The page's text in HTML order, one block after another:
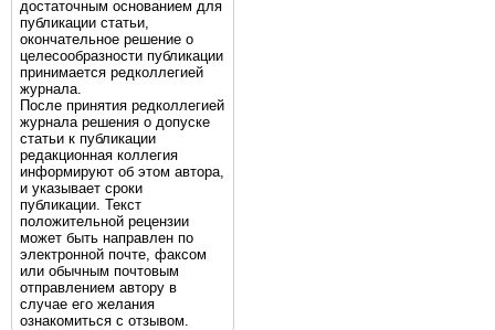
достаточным основанием для
публикации статьи,
окончательное решение о
целесообразности публикации
принимается редколлегией
журнала.
После принятия редколлегией
журнала решения о допуске
статьи к публикации
редакционная коллегия
информируют об этом автора,
и указывает сроки
публикации. Текст
положительной рецензии
может быть направлен по
электронной почте, факсом
или обычным почтовым
отправлением автору в
случае его желания
ознакомиться с отзывом.